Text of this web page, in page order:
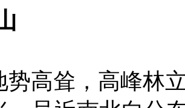
势高耸，高峰林